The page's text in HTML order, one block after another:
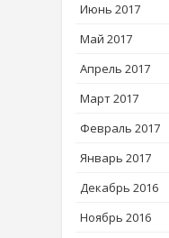
Июнь 2017
Май 2017
Апрель 2017
Март 2017
Февраль 2017
Январь 2017
Декабрь 2016
Ноябрь 2016